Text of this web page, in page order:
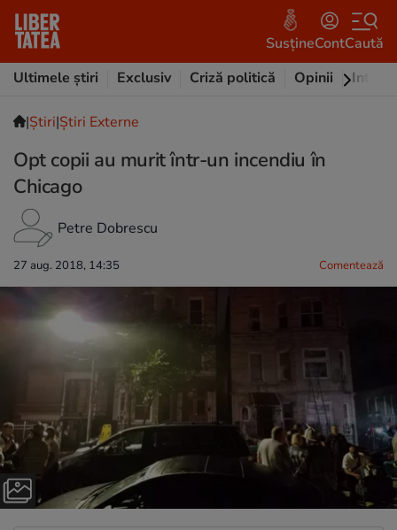
SusțineContCaută
Ultimele știri
Exclusiv Criză politică Opinii
|Ştiri|Știri Externe
Opt copii au murit într-un incendiu în
Chicago
Petre Dobrescu
27 aug. 2018, 14:35 Comentează